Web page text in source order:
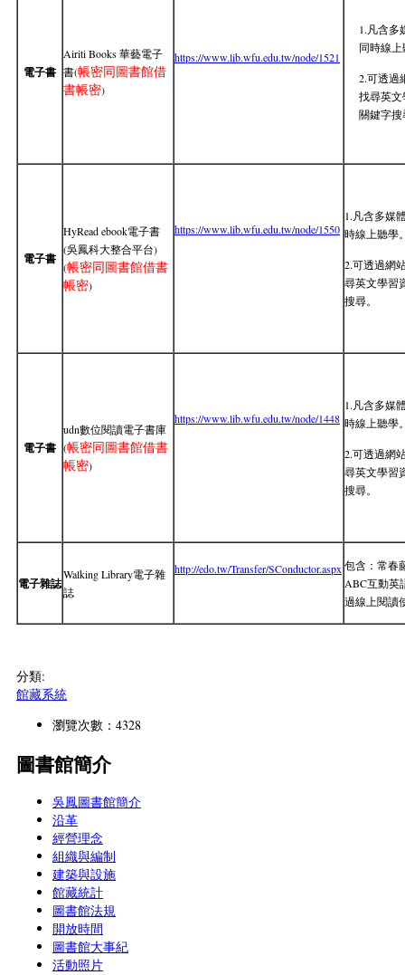
電子書
Airiti Books 華藝電子
書(帳密同圖書館借
書帳密)
https://www.lib.wfu.edu.tw/node/1521
1.凡含多
同時線
2.可透過
找尋英
關鍵字搜
電子書
HyRead ebook電子書
(吳鳳科大整合平台)
(帳密同圖書館借書
帳密)
https://www.lib.wfu.edu.tw/node/1550
1.凡含多媒
時線上聽學
2.可透過網
尋英文學習
搜尋。
電子書
udn數位閱讀電子書庫
(帳密同圖書館借書
帳密)
https://www.lib.wfu.edu.tw/node/1448
1.凡含多媒
時線上聽學
2.可透過網
尋英文學習
搜尋。
電子雜誌
Walking Library電子雜
誌
http://edo.tw/Transfer/SConductor.aspx包含：常春
ABC互動英
過線上閱讀
分類:
館藏系統
瀏覽次數：4328
圖書館簡介
吳鳳圖書館簡介
沿革
經營理念
組織與編制
建築與設施
館藏統計
圖書館法規
開放時間
圖書館大事紀
活動照片